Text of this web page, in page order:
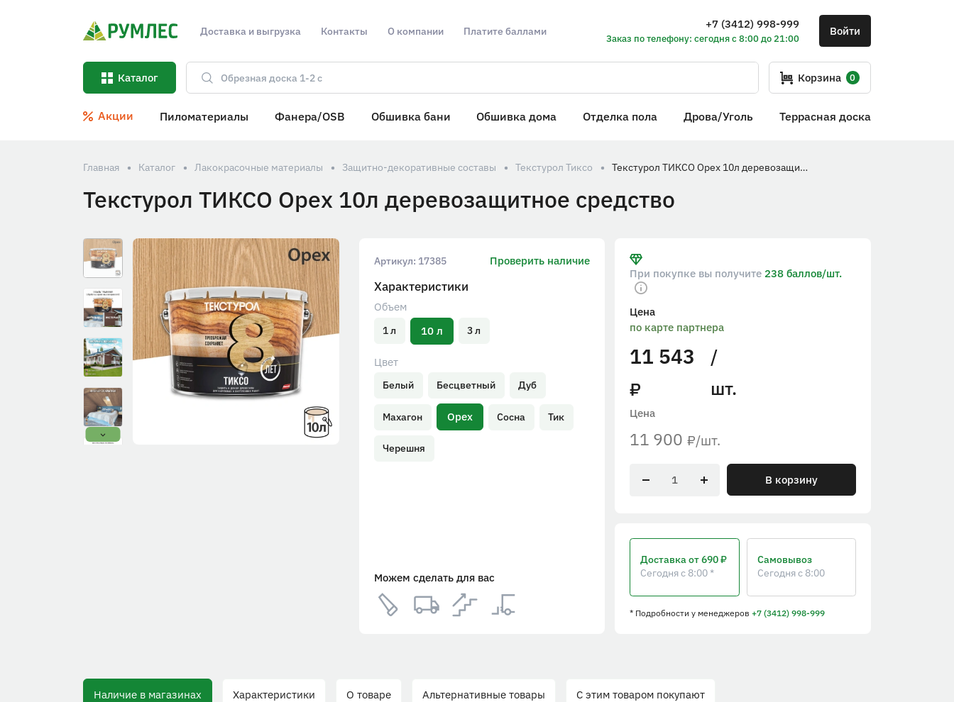
Доставка и выгрузка Контакты О компании Платите баллами
+7 (3412) 998-999
Заказ по телефону: сегодня с 8:00 до 21:00
Войти
Каталог Корзина 0
Акции Пиломатериалы Фанера/OSB Обшивка бани Обшивка дома Отделка пола Дрова/Уголь Террасная доска
Главная Каталог Лакокрасочные материалы Защитно-декоративные составы Текстурол Тиксо Текстурол ТИКСО Орех 10л деревозащитное средство
Текстурол ТИКСО Орех 10л деревозащитное средство
Артикул: 17385 Проверить наличие
Характеристики
Объем
1 л 10 л 3 л
Цвет
Белый Бесцветный Дуб
Махагон Орех Сосна Тик
Черешня
Можем сделать для вас
При покупке вы получите 238 баллов/шт.
Цена
11 900 ₽/шт.
Цена
по карте партнера
11 543
₽
/
шт.
В корзину
Доставкаот 690 ₽
Сегодня с 8:00 *
Самовывоз
Сегодня с 8:00
* Подробностиу менеджеров+7 (3412) 998-999
Наличие в магазинах Характеристики О товаре Альтернативные товары С этим товаром покупают